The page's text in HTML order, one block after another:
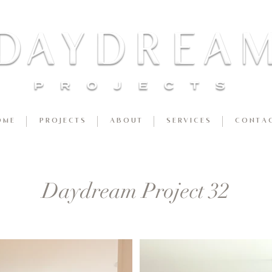
M E P R O J E C T S A B O U T S E R V I C E S C O N T A
Daydream Project 32